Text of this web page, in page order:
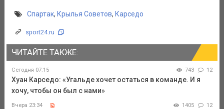
Спартак, Крылья Советов, Карседо
sport24.ru
ЧИТАЙТЕ ТАКЖЕ:
Сегодня 07:15 743 12
Хуан Карседо: «Угальде хочет остаться в команде. И я
хочу, чтобы он был с нами»
Вчера 23:34 1405 12